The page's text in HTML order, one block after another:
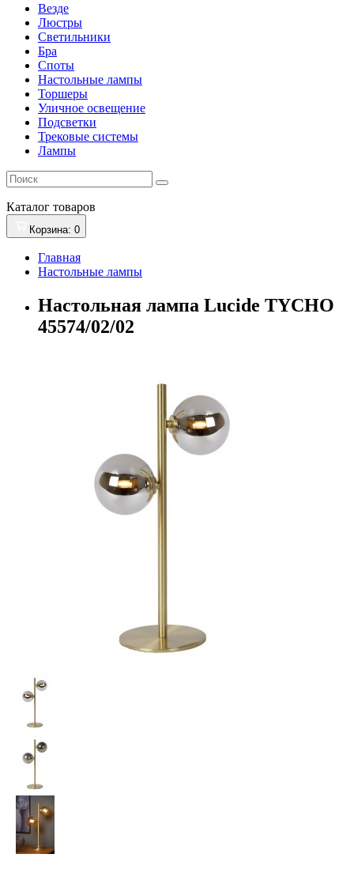
Везде
Люстры
Светильники
Бра
Споты
Настольные лампы
Торшеры
Уличное освещение
Подсветки
Трековые системы
Лампы
Каталог товаров
Корзина: 0
Главная
Настольные лампы
Настольная лампа Lucide TYCHO
45574/02/02